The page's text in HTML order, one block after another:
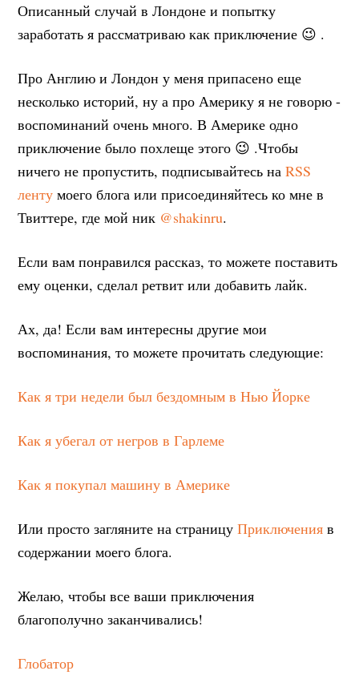
Описанный случай в Лондоне и попытку
заработать я рассматриваю как приключение 😉 .
Про Англию и Лондон у меня припасено еще
несколько историй, ну а про Америку я не говорю -
воспоминаний очень много. В Америке одно
приключение было похлеще этого 😉 .Чтобы
ничего не пропустить, подписывайтесь наRSS
ленту моего блога или присоединяйтесь ко мне в
Твиттере, где мой ник @shakinru.
Если вам понравился рассказ, то можете поставить
ему оценки, сделал ретвит или добавить лайк.
Ах, да! Если вам интересны другие мои
воспоминания, то можете прочитать следующие:
Как я три недели был бездомным в Нью Йорке
Как я убегал от негров в Гарлеме
Как я покупал машину в Америке
Или просто загляните на страницуПриключения в
содержании моего блога.
Желаю, чтобы все ваши приключения
благополучно заканчивались!
Глобатор